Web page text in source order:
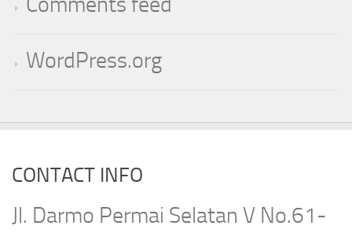
WordPress.org
CONTACT INFO
Jl. Darmo Permai Selatan V No.61-